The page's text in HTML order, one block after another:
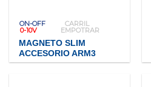
ON-OFF
CARRIL
0-10V
EMPOTRAR
MAGNETO SLIM
ACCESORIO ARM3